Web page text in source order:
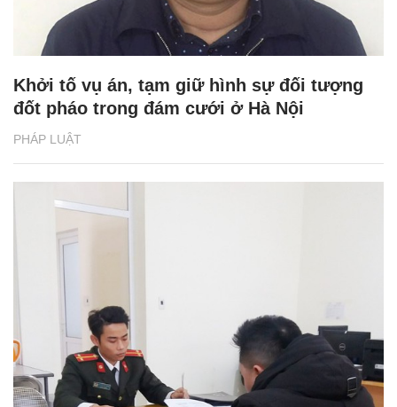
PHÁP LUẬT
Khởi tố vụ án, tạm giữ hình sự đối tượng
đốt pháo trong đám cưới ở Hà Nội